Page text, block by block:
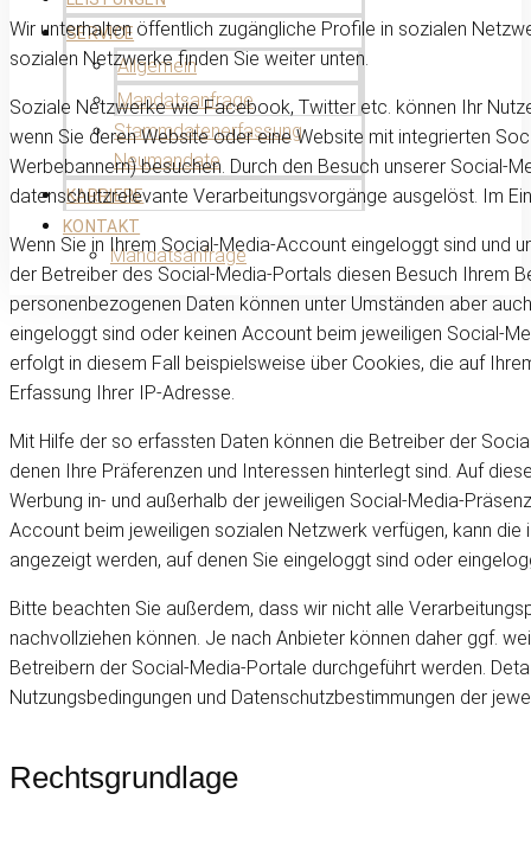
SERVICE
Allgemein
Mandatsanfrage
Stammdatenerfassung
Neumandate
KARRIERE
KONTAKT
Mandatsanfrage
Wir unterhalten öffentlich zugängliche Profile in sozialen
sozialen Netzwerke finden Sie weiter unten.
Soziale Netzwerke wie Facebook, Twitter etc. können Ihr
wenn Sie deren Website oder eine Website mit integrierten
Werbebannern) besuchen. Durch den Besuch unserer Social-
datenschutzrelevante Verarbeitungsvorgänge ausgelöst. Im
Wenn Sie in Ihrem Social-Media-Account eingeloggt sind und
der Betreiber des Social-Media-Portals diesen Besuch Ihrem
personenbezogenen Daten können unter Umständen aber
eingeloggt sind oder keinen Account beim jeweiligen Social-
erfolgt in diesem Fall beispielsweise über Cookies, die auf
Erfassung Ihrer IP-Adresse.
Mit Hilfe der so erfassten Daten können die Betreiber der
denen Ihre Präferenzen und Interessen hinterlegt sind. Auf
Werbung in- und außerhalb der jeweiligen Social-Media-
Account beim jeweiligen sozialen Netzwerk verfügen, kann
angezeigt werden, auf denen Sie eingeloggt sind oder
Bitte beachten Sie außerdem, dass wir nicht alle
nachvollziehen können. Je nach Anbieter können daher ggf.
Betreibern der Social-Media-Portale durchgeführt werden.
Nutzungsbedingungen und Datenschutzbestimmungen der
Rechtsgrundlage